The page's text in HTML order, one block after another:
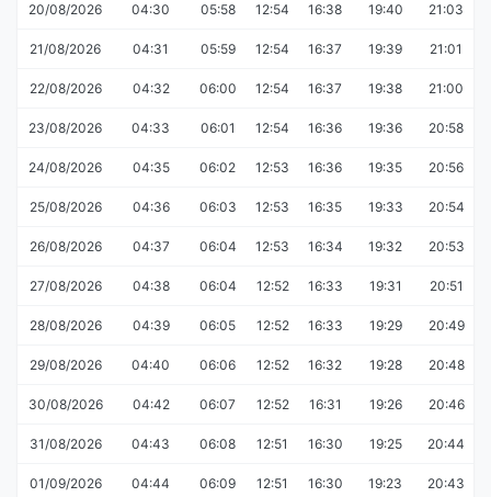
20/08/2026 04:30 05:58 12:54 16:38 19:40 21:03
21/08/2026 04:31 05:59 12:54 16:37 19:39 21:01
22/08/2026 04:32 06:00 12:54 16:37 19:38 21:00
23/08/2026 04:33 06:01 12:54 16:36 19:36 20:58
24/08/2026 04:35 06:02 12:53 16:36 19:35 20:56
25/08/2026 04:36 06:03 12:53 16:35 19:33 20:54
26/08/2026 04:37 06:04 12:53 16:34 19:32 20:53
27/08/2026 04:38 06:04 12:52 16:33 19:31 20:51
28/08/2026 04:39 06:05 12:52 16:33 19:29 20:49
29/08/2026 04:40 06:06 12:52 16:32 19:28 20:48
30/08/2026 04:42 06:07 12:52 16:31 19:26 20:46
31/08/2026 04:43 06:08 12:51 16:30 19:25 20:44
01/09/2026 04:44 06:09 12:51 16:30 19:23 20:43